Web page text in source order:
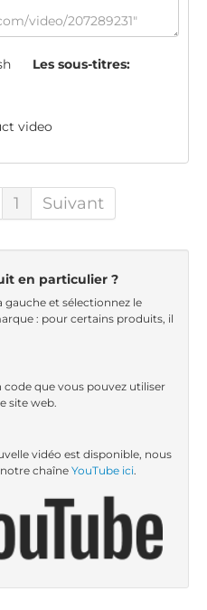
Les sous-titres:
video
1 Suivant
en particulier ?
et sélectionnez le
: pour certains produits, il
que vous pouvez utiliser
site web.
vidéo est disponible, nous
chaîne YouTube ici.